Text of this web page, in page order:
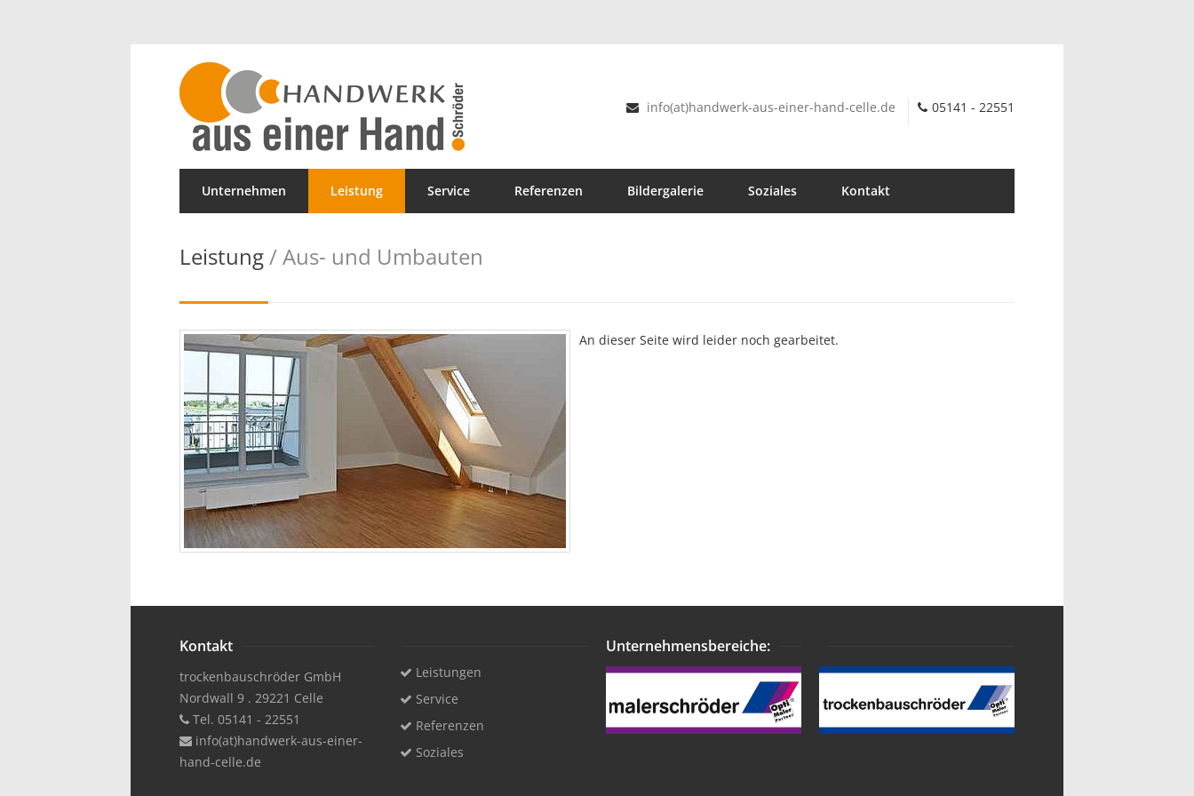
info(at)handwerk-aus-einer-hand-celle.de 05141 - 22551
Unternehmen Leistung Service Referenzen Bildergalerie Soziales Kontakt
Leistung/ Aus- und Umbauten
An dieser Seite wird leider noch gearbeitet.
Kontakt
trockenbauschröder GmbH
Nordwall 9 . 29221 Celle
Tel. 05141 - 22551
info(at)handwerk-aus-einer-
hand-celle.de
Leistungen
Service
Referenzen
Soziales
Unternehmensbereiche: